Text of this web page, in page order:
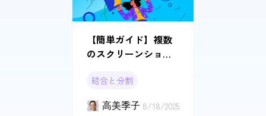
【簡単ガイド】複数
のスクリーンショッ
める方法
結合と分割
高美季子 8/18/2025